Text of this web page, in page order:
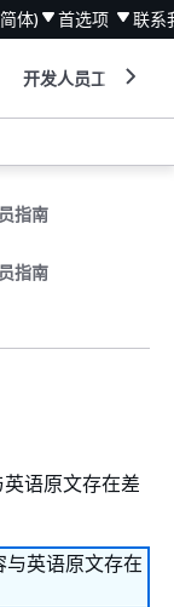
体) 首选项 联系
开发人员工具
指南
指南
语原文存在差
英语原文存在